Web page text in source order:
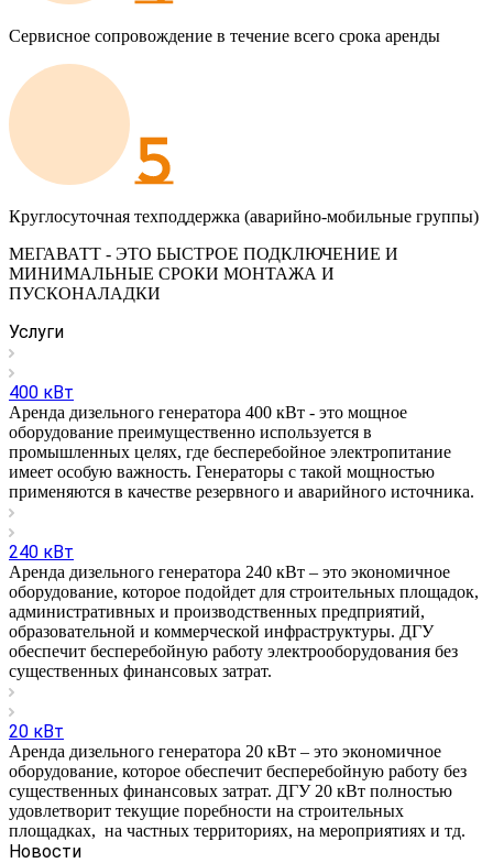
Сервисное сопровождение в течение всего срока аренды
Круглосуточная техподдержка (аварийно-мобильные группы)
МЕГАВАТТ - ЭТО БЫСТРОЕ ПОДКЛЮЧЕНИЕ И
МИНИМАЛЬНЫЕ СРОКИ МОНТАЖА И
ПУСКОНАЛАДКИ
Услуги
400 кВт
Аренда дизельного генератора 400 кВт - это мощное
оборудование преимущественно используется в
промышленных целях, где бесперебойное электропитание
имеет особую важность. Генераторы с такой мощностью
применяются в качестве резервного и аварийного источника.
240 кВт
Аренда дизельного генератора 240 кВт – это экономичное
оборудование, которое подойдет для строительных площадок,
административных и производственных предприятий,
образовательной и коммерческой инфраструктуры. ДГУ
обеспечит бесперебойную работу электрооборудования без
существенных финансовых затрат.
20 кВт
Аренда дизельного генератора 20 кВт – это экономичное
оборудование, которое обеспечит бесперебойную работу без
существенных финансовых затрат. ДГУ 20 кВт полностью
удовлетворит текущие поребности на строительных
площадках, на частных территориях, на мероприятиях и тд.
Новости